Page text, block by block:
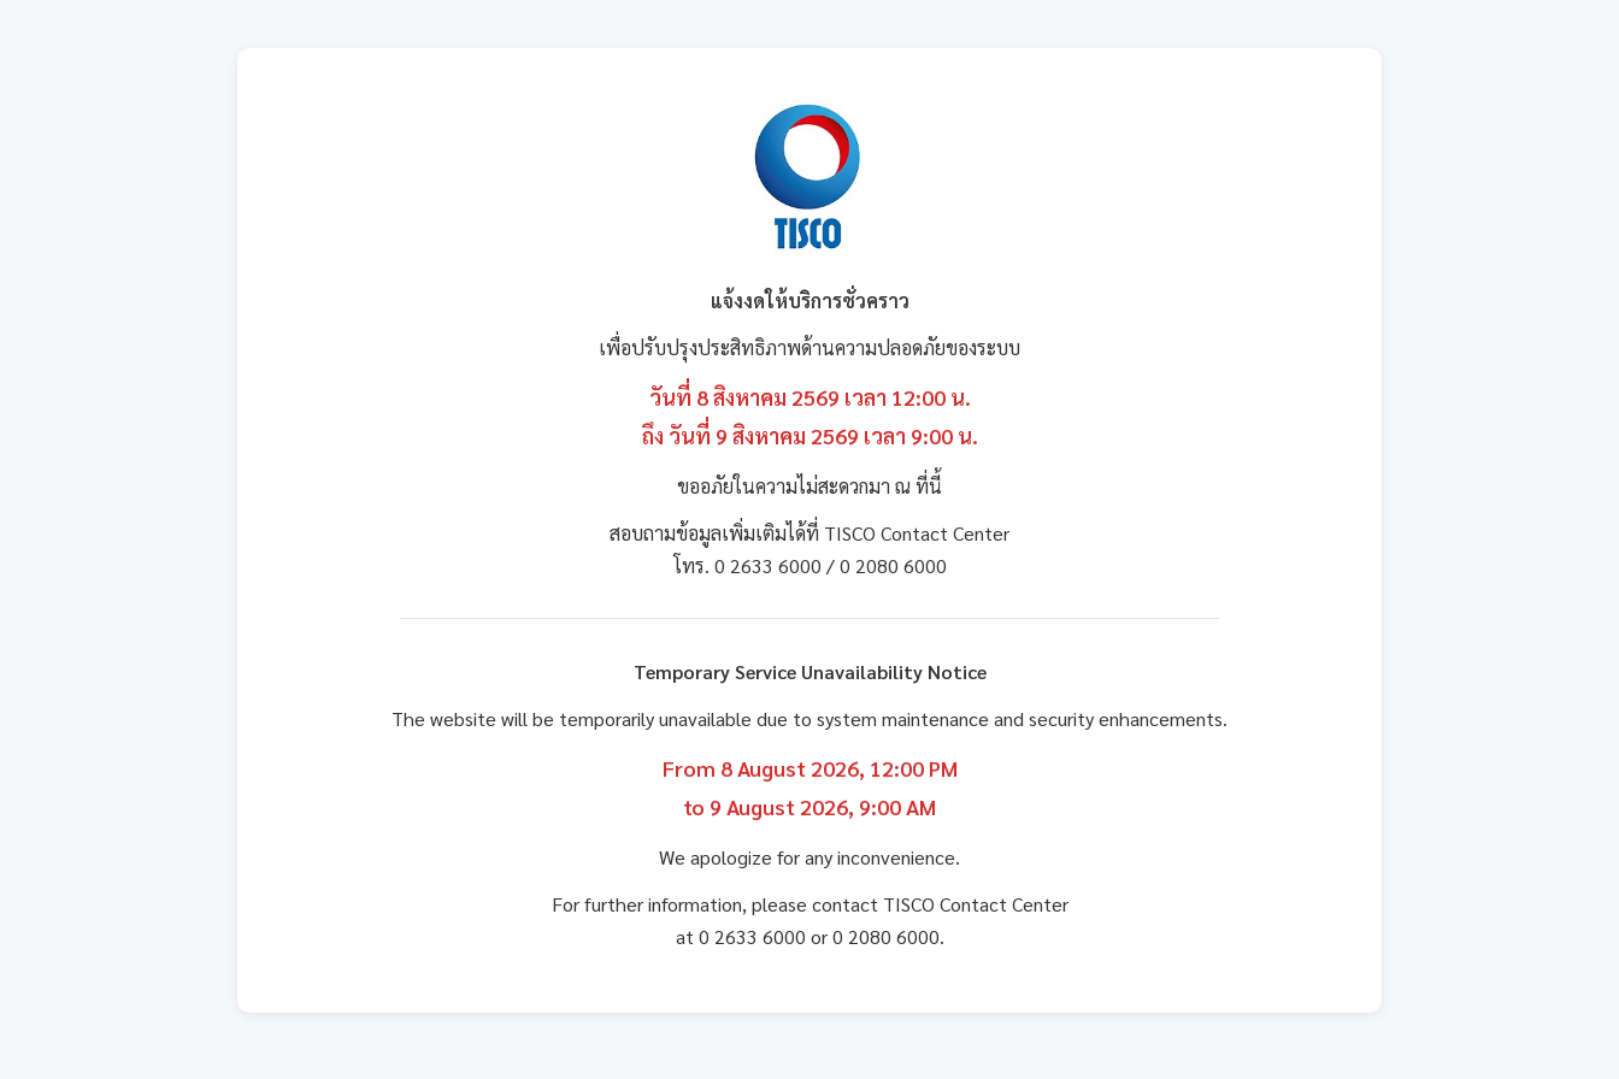
แจ้งงดให้บริการชั่วคราว
เพื่อปรับปรุงประสิทธิภาพด้านความปลอดภัยของระบบ
วันที่ 8 สิงหาคม 2569 เวลา 12:00 น.
ถึง วันที่ 9 สิงหาคม 2569 เวลา 9:00 น.
ขออภัยในความไม่สะดวกมา ณ ที่นี้
สอบถามข้อมูลเพิ่มเติมได้ที่ TISCO Contact Center
โทร. 0 2633 6000 / 0 2080 6000
Temporary Service Unavailability Notice
The website will be temporarily unavailable due to system maintenance and security enhancements.
From 8 August 2026, 12:00 PM
to 9 August 2026, 9:00 AM
We apologize for any inconvenience.
For further information, please contact TISCO Contact Center
at 0 2633 6000 or 0 2080 6000.